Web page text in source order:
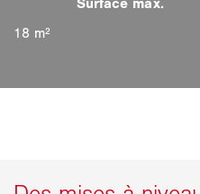
18 m²